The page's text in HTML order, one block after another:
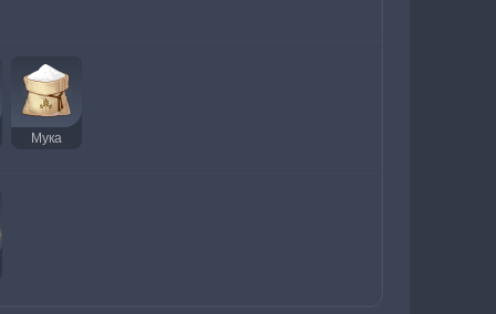
Мука